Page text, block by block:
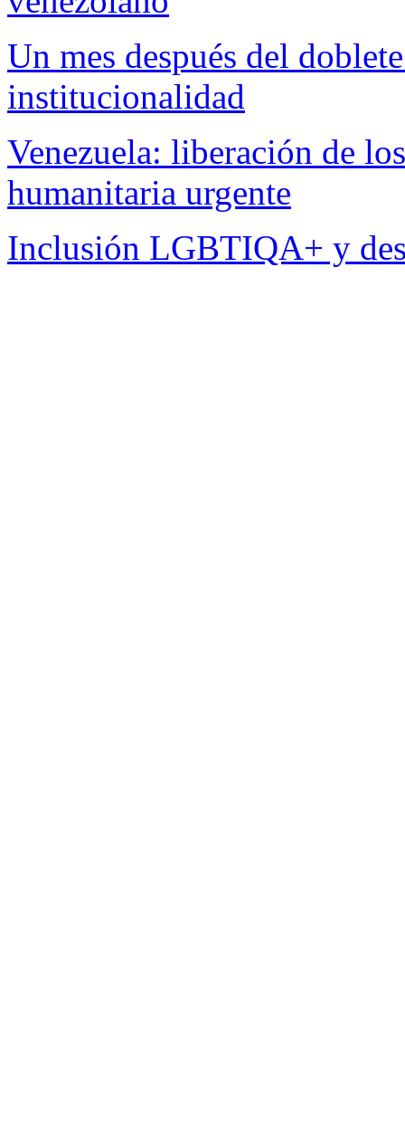
Un mes después del
institucionalidad
Venezuela: liberación de
humanitaria urgente
Inclusión LGBTIQA+ y